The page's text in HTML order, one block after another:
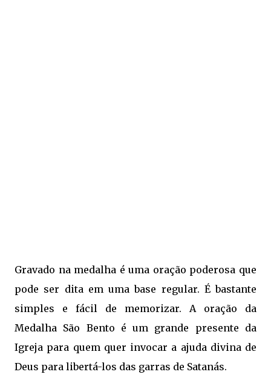
Gravado na medalha é uma oração poderosa que
pode ser dita em uma base regular. É bastante
simples e fácil de memorizar. A oração da
Medalha São Bento é um grande presente da
Igreja para quem quer invocar a ajuda divina de
Deus para libertá-los das garras de Satanás.